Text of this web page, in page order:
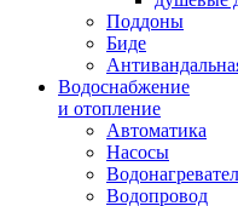
Поддоны
Биде
Водоснабжение
и отопление
Автоматика
Насосы
Водопровод